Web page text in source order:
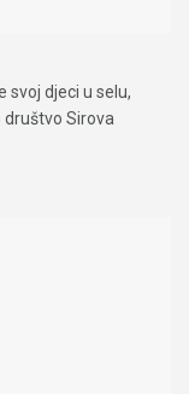
svoj djeci u selu,
Sirova